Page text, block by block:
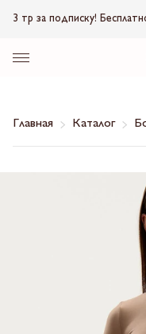
3 тр за подписку!
Главная Каталог